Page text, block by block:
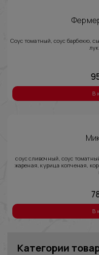
Соус томатный, соус барбекю,
В
соус сливочный, соус
жареная, курица копченая,
В
Категории